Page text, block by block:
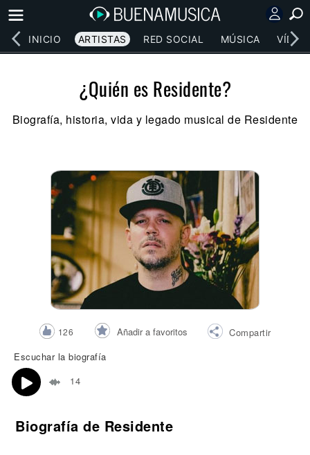
INICIO ARTISTAS RED SOCIAL MÚSICA
¿Quién es Residente?
Biografía, historia, vida y legado musical de Residente
126 Añadir a favoritos
Compartir
Escuchar la biografía
14
Biografía de Residente